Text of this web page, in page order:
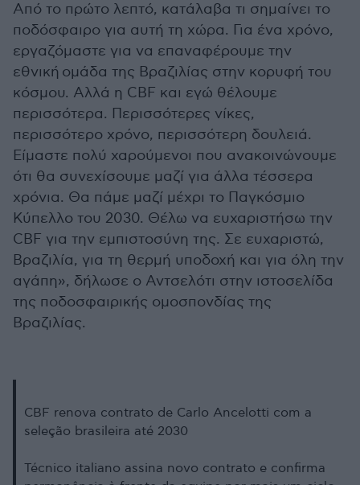
Από το πρώτο λεπτό, κατάλαβα τι σημαίνει το
ποδόσφαιρο για αυτή τη χώρα. Για ένα χρόνο,
εργαζόμαστε για να επαναφέρουμε την
εθνική ομάδα της Βραζιλίας στην κορυφή του
κόσμου. Αλλά η CBF και εγώ θέλουμε
περισσότερα. Περισσότερες νίκες,
περισσότερο χρόνο, περισσότερη δουλειά.
Είμαστε πολύ χαρούμενοι που ανακοινώνουμε
ότι θα συνεχίσουμε μαζί για άλλα τέσσερα
χρόνια. Θα πάμε μαζί μέχρι το Παγκόσμιο
Κύπελλο του 2030. Θέλω να ευχαριστήσω την
CBF για την εμπιστοσύνη της. Σε ευχαριστώ,
Βραζιλία, για τη θερμή υποδοχή και για όλη την
αγάπη», δήλωσε ο Αντσελότι στην ιστοσελίδα
της ποδοσφαιρικής ομοσπονδίας της
Βραζιλίας.
CBF renova contrato de Carlo Ancelotti com a
seleção brasileira até 2030
Técnico italiano assina novo contrato e confirma